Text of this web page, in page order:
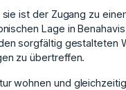
ist der Zugang zu
Lage in
sorgfältig gestalteten
zu übertreffen.
wohnen und